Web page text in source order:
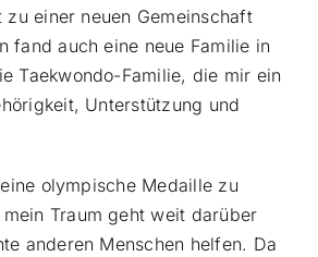
zu einer neuen Gemeinschaft
fand auch eine neue Familie in
Taekwondo-Familie, die mir ein
Unterstützung und
olympische Medaille zu
Traum geht weit darüber
anderen Menschen helfen. Da